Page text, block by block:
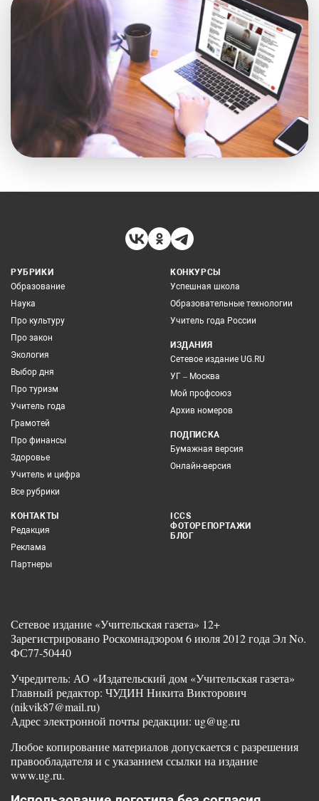
РУБРИКИ
Образование
Наука
Про культуру
Про закон
Экология
Выбор дня
Про туризм
Учитель года
Грамотей
Про финансы
Здоровье
Учитель и цифра
Все рубрики
КОНКУРСЫ
Успешная школа
Образовательные технологии
Учитель года России
ИЗДАНИЯ
Сетевое издание UG.RU
УГ – Москва
Мой профсоюз
Архив номеров
ПОДПИСКА
Бумажная версия
Онлайн-версия
КОНТАКТЫ
Редакция
Реклама
Партнеры
ICCS
ФОТОРЕПОРТАЖИ
БЛОГ
Сетевое издание «Учительская газета» 12+
Зарегистрировано Роскомнадзором 6 июля 2012 года Эл No.
ФС77-50440
Учредитель: АО «Издательский дом «Учительская газета»
Главный редактор: ЧУДИН Никита Викторович
(nikvik87@mail.ru)
Адрес электронной почты редакции: ug@ug.ru
Любое копирование материалов допускается с разрешения
правообладателя и с указанием ссылки на издание
www.ug.ru.